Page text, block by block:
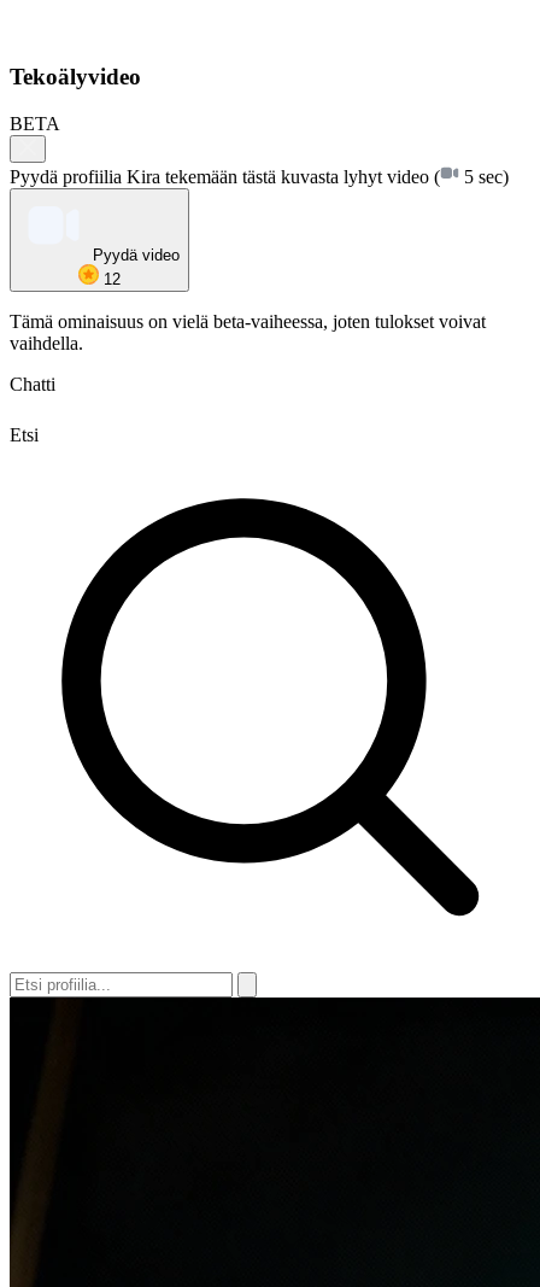
Tekoälyvideo
BETA
Pyydä profiilia Kira tekemään tästä kuvasta lyhyt video ( 5 sec)
Pyydä video
12
Tämä ominaisuus on vielä beta-vaiheessa, joten tulokset voivat
vaihdella.
Chatti
Etsi